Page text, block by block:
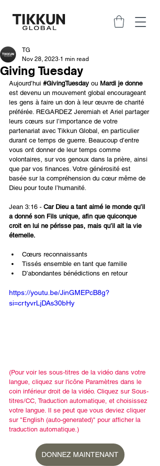
Giving Tuesday
TG
Nov 28, 2023 1 min read
Aujourd’hui #GivingTuesday ou Mardi je donne
est devenu un mouvement global encourageant
les gens à faire un don à leur œuvre de charité
préférée. REGARDEZ Jeremiah et Ariel partager
leurs cœurs sur l’importance de votre
partenariat avec Tikkun Global, en particulier
durant ce temps de guerre. Beaucoup d’entre
vous ont donner de leur temps comme
volontaires, sur vos genoux dans la prière, ainsi
que par vos finances. Votre générosité est
basée sur la compréhension du cœur même de
Dieu pour toute l’humanité.
Jean 3:16 - Car Dieu a tant aimé le monde qu’il
a donné son Fils unique, afin que quiconque
croit en lui ne périsse pas, mais qu’il ait la vie
éternelle.
Cœurs reconnaissants
Tissés ensemble en tant que famille
D’abondantes bénédictions en retour
https://youtu.be/JinGMEPcB8g?
si=crtyvrLjDAs30bHy
(Pour voir les sous-titres de la vidéo dans votre
langue, cliquez sur l'icône Paramètres dans le
coin inférieur droit de la vidéo. Cliquez sur Sous-
titres/CC, Traduction automatique, et choisissez
votre langue. Il se peut que vous deviez cliquer
sur "English (auto-generated)" pour afficher la
traduction automatique.)
DONNEZ MAINTENANT